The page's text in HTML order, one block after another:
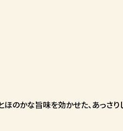
のかな旨味を効かせた、あっさ